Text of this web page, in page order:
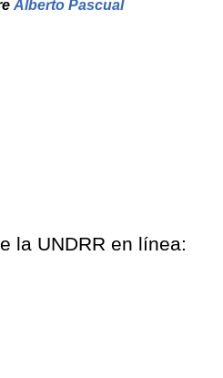
Alberto Pascual
la UNDRR en línea: